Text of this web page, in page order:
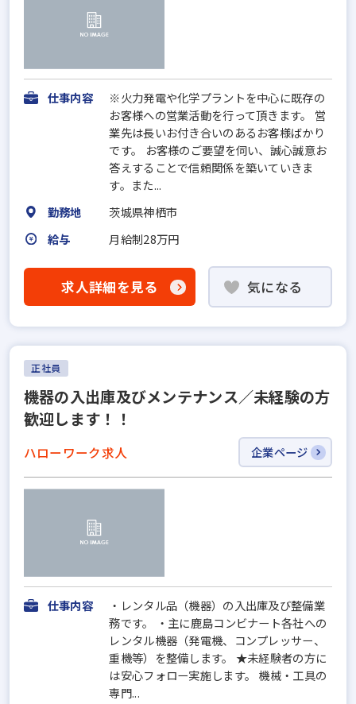
仕事内容
※火力発電や化学プラントを中心に既存の
お客様への営業活動を行って頂きます。 営
業先は長いお付き合いのあるお客様ばかり
です。 お客様のご要望を伺い、誠心誠意お
答えすることで信頼関係を築いていきま
す。また...
勤務地
茨城県神栖市
給与
月給制28万円
求人詳細を見る 気になる
正社員
機器の入出庫及びメンテナンス／未経験の方
歓迎します！！
ハローワーク求人 企業ページ
仕事内容
・レンタル品（機器）の入出庫及び整備業
務です。 ・主に鹿島コンビナート各社への
レンタル機器（発電機、コンプレッサー、
重機等）を整備します。 ★未経験者の方に
は安心フォロー実施します。 機械・工具の
専門...